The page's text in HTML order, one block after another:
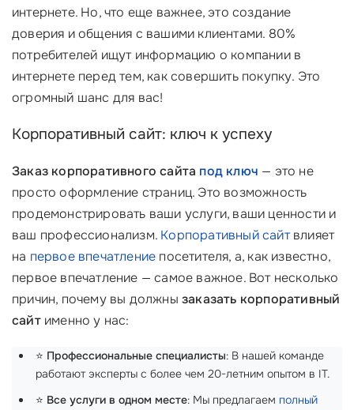
интернете. Но, что еще важнее, это создание
доверия и общения с вашими клиентами. 80%
потребителей ищут информацию о компании в
интернете перед тем, как совершить покупку. Это
огромный шанс для вас!
Корпоративный сайт: ключ к успеху
Заказ корпоративного сайта под ключ — это не
просто оформление страниц. Это возможность
продемонстрировать ваши услуги, ваши ценности и
ваш профессионализм. Корпоративный сайтвлияет
на первое впечатление посетителя, а, как известно,
первое впечатление — самое важное. Вот несколько
причин, почему вы должны заказать корпоративный
сайтименно у нас:
⭐ Профессиональные специалисты: В нашей команде
работают эксперты с более чем 20-летним опытом в IT.
⭐ Все услуги в одном месте: Мы предлагаем полный